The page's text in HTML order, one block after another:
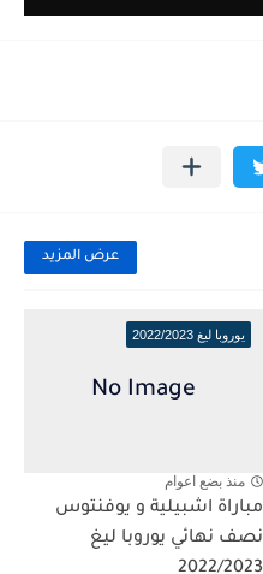
عرض المزيد
يوروبا ليغ 2022/2023
منذ بضع اعوام
مباراة اشبيلية و يوفنتوس
نصف نهائي يوروبا ليغ
2022/2023